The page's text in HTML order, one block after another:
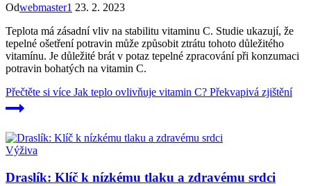
Odwebmaster1 23. 2. 2023
Teplota má zásadní vliv na stabilitu vitaminu C. Studie ukazují, že
tepelné ošetření potravin může způsobit ztrátu tohoto důležitého
vitamínu. Je důležité brát v potaz tepelné zpracování při konzumaci
potravin bohatých na vitamin C.
Přečtěte si více Jak teplo ovlivňuje vitamin C? Překvapivá zjištění
Výživa
Draslík: Klíč k nízkému tlaku a zdravému srdci